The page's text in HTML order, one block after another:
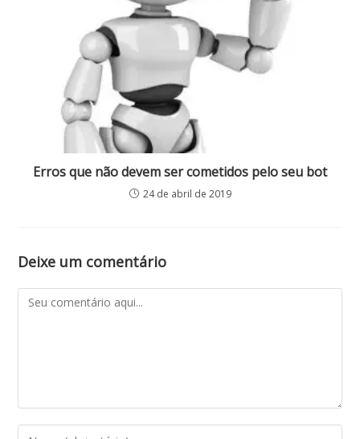
Erros que não devem ser cometidos pelo seu bot
24 de abril de 2019
Deixe um comentário